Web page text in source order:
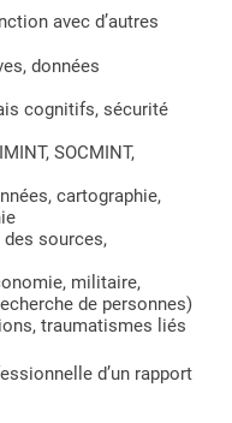
avec d’autres
données
cognitifs, sécurité
SOCMINT,
cartographie,
sources,
militaire,
de personnes)
traumatismes liés
d’un rapport